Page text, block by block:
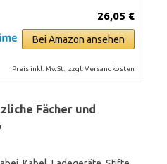
26,05 €
Bei Amazon ansehen
Preis inkl. MwSt., zzgl. Versandkosten
Fächer und